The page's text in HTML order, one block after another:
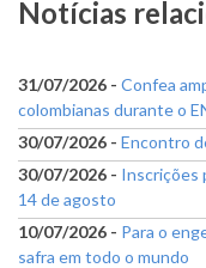
Notícias
31/07/2026 - Confea
colombianas durante o
30/07/2026 - Encontro
30/07/2026 - Inscrições
14 de agosto
10/07/2026 - Para o
safra em todo o mundo